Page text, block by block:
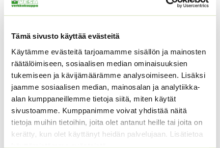
Tämä sivusto käyttää evästeitä
Käytämme evästeitä tarjoamamme sisällön ja mainosten
räätälöimiseen, sosiaalisen median ominaisuuksien
tukemiseen ja kävijämäärämme analysoimiseen. Lisäksi
jaamme sosiaalisen median, mainosalan ja analytiikka-
alan kumppaneillemme tietoja siitä, miten käytät
sivustoamme. Kumppanimme voivat yhdistää näitä
tietoja muihin tietoihin, joita olet antanut heille tai joita on
kerätty, kun olet käyttänyt heidän palvelujaan. Lisätietoa
käyttämistämme evästeistä
Silpoydinherne BIO-
Utrillo (Luomu) 8 g.
2,00€
Alkuperäinen
hinta
2,00 €.
1,70€Nykyinen
1,70 €.
Sisältää
arvonlisäveron
Retiisi Bio Celesta F1
5,00€
Alkuperäinen
hinta
oli:
3,90€Nykyinen
hinta
on:
Sisältää
arvonlisäveron